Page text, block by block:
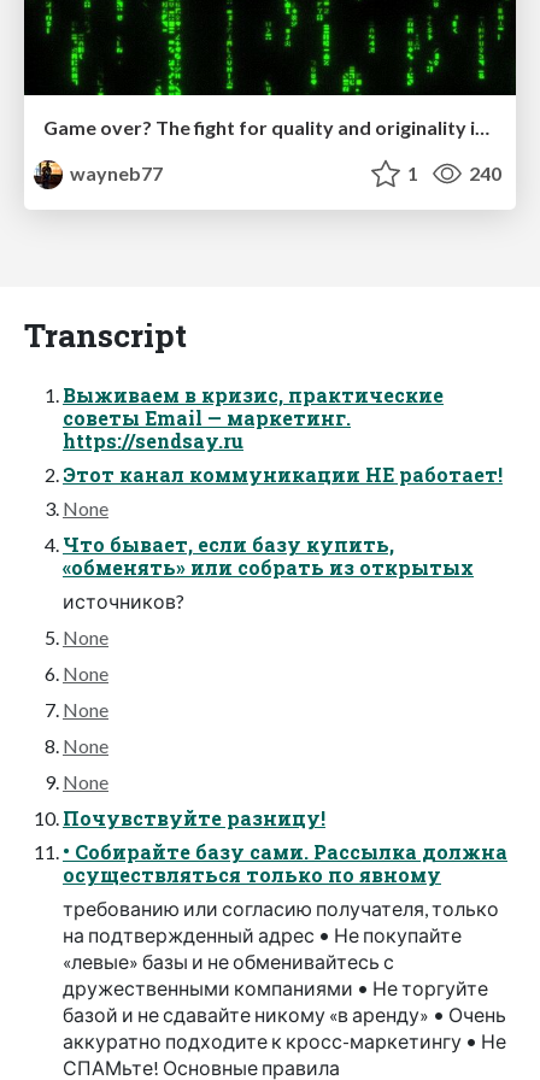
wayneb77
1 240
Transcript
Выживаем в кризис, практические
советы Email — маркетинг.
https://sendsay.ru
Этот канал коммуникации НЕ работает!
None
Что бывает, если базу купить,
«обменять» или собрать из открытых
источников?
None
None
None
None
None
Почувствуйте разницу!
• Собирайте базу сами. Рассылка должна
осуществляться только по явному
требованию или согласию получателя, только
на подтвержденный адрес • Не покупайте
«левые» базы и не обменивайтесь с
дружественными компаниями • Не торгуйте
базой и не сдавайте никому «в аренду» • Очень
аккуратно подходите к кросс-маркетингу • Не
СПАМьте! Основные правила